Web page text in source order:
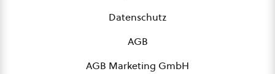
Datenschutz
AGB
AGB Marketing GmbH